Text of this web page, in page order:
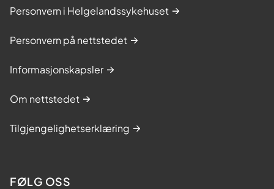
Personvern i Helgelandssykehuset
Personvern på nettstedet
Informasjonskapsler
Om nettstedet
Tilgjengelighetserklæring
FØLG OSS